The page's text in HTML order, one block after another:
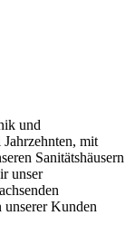
und
mit
Sanitätshäusern
unser
unserer Kunden